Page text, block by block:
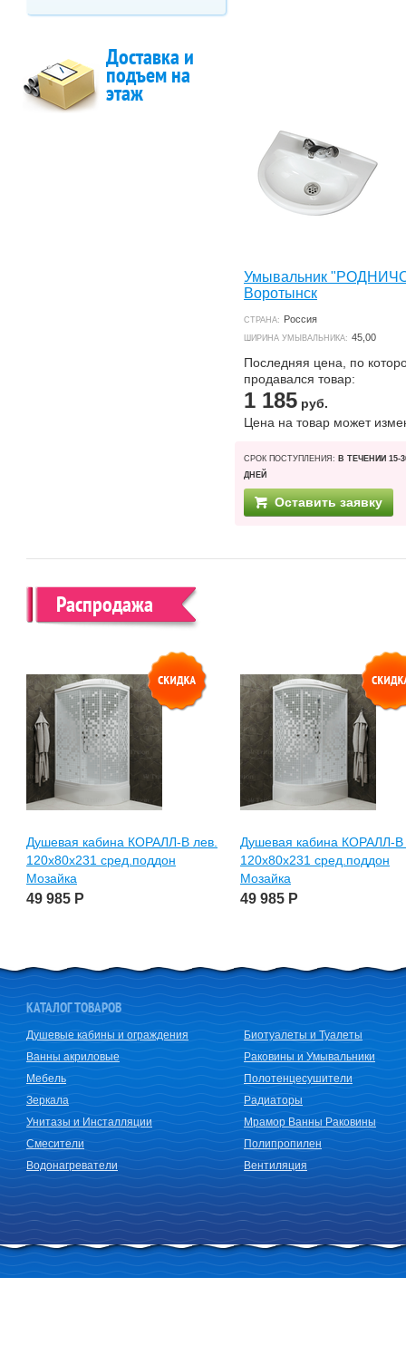
Доставка и
подъем на
этаж
Умывальник
Воротынск
СТРАНА: Россия
ШИРИНА УМЫВАЛЬНИКА: 45,00
Последняя цена, по
продавался товар:
1 185 руб.
Цена на товар может
СРОК ПОСТУПЛЕНИЯ: В ТЕЧЕНИИ 15-
ДНЕЙ
Оставить заявку
Распродажа
Душевая кабина КОРАЛЛ-В лев.
120х80х231 сред.поддон
Мозайка
49 985 Р
Душевая кабина КОРАЛЛ-В
120х80х231 сред.поддон
Мозайка
49 985 Р
КАТАЛОГ ТОВАРОВ
Душевые кабины и ограждения
Ванны акриловые
Мебель
Зеркала
Унитазы и Инсталляции
Смесители
Водонагреватели
Биотуалеты и Туалеты
Раковины и Умывальники
Полотенцесушители
Радиаторы
Мрамор Ванны Раковины
Полипропилен
Вентиляция